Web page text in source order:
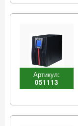
Артикул:
051113